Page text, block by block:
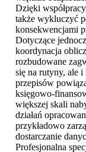
Dzięki
także wykluczyć
konsekwencjami
Dotyczące
koordynacja
rozbudowane
się na rutyny, ale
przepisów
księgowo-
większej skali
działań
przykładowo
dostarczanie
Profesjonalna